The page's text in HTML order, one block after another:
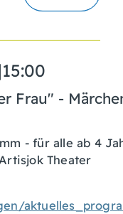
15:00
Frau" -
- für alle ab 4
Theater